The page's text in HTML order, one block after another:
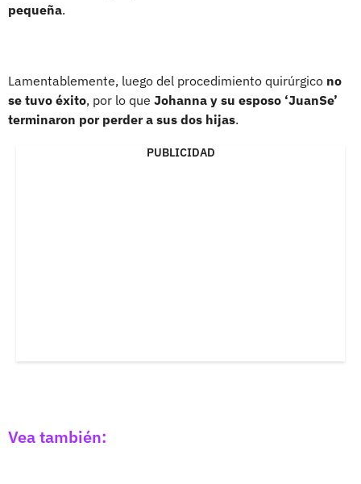
pequeña.
Lamentablemente, luego del procedimiento quirúrgico no
se tuvo éxito, por lo que Johanna y su esposo ‘JuanSe’
terminaron por perder a sus dos hijas.
PUBLICIDAD
Vea también: